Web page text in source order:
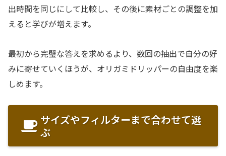
出時間を同じにして比較し、その後に素材ごとの調整を加
えると学びが増えます。
最初から完璧な答えを求めるより、数回の抽出で自分の好
みに寄せていくほうが、オリガミドリッパーの自由度を楽
しめます。
サイズやフィルターまで合わせて選
ぶ